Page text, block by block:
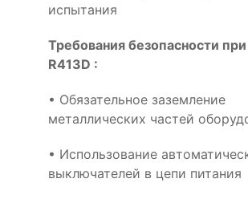
испытания
Требования безопасности
R413D :
• Обязательное заземление
металлических частей
• Использование
выключателей в цепи питания